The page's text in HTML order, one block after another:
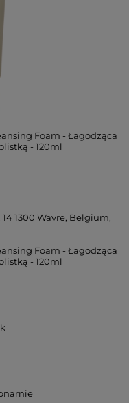
Foam - Łagodząca
- 120ml
1300 Wavre, Belgium,
Foam - Łagodząca
- 120ml